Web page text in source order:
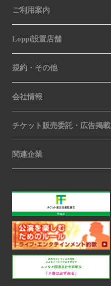
ご利用案内
Loppi設置店舗
規約・その他
会社情報
チケット販売委託・広告掲載
関連企業